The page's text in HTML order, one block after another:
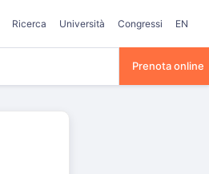
Ricerca Università Congressi EN
Prenota online